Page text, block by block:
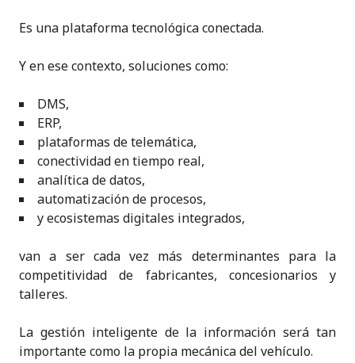
Es una plataforma tecnológica conectada.
Y en ese contexto, soluciones como:
DMS,
ERP,
plataformas de telemática,
conectividad en tiempo real,
analítica de datos,
automatización de procesos,
y ecosistemas digitales integrados,
van a ser cada vez más determinantes para la
competitividad de fabricantes, concesionarios y
talleres.
La gestión inteligente de la información será tan
importante como la propia mecánica del vehículo.